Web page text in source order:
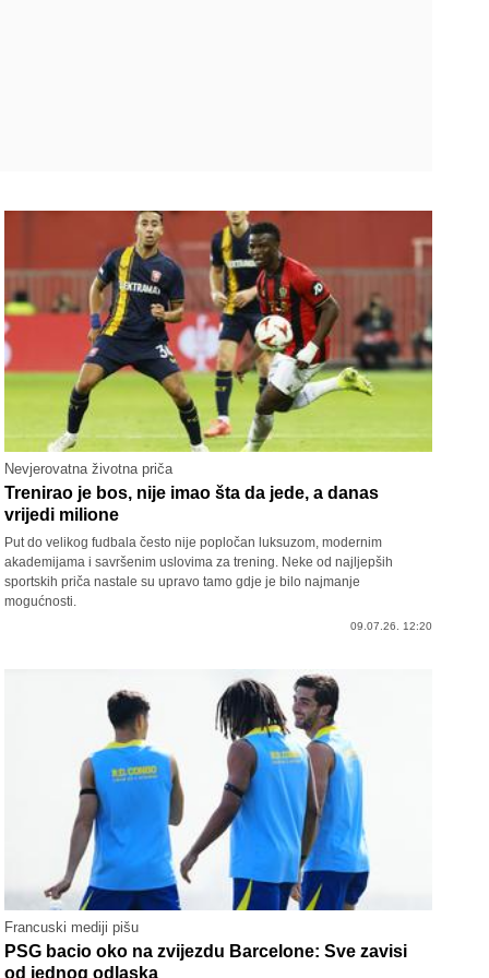
Nevjerovatna životna priča
Trenirao je bos, nije imao šta da jede, a danas
vrijedi milione
Put do velikog fudbala često nije popločan luksuzom, modernim
akademijama i savršenim uslovima za trening. Neke od najljepših
sportskih priča nastale su upravo tamo gdje je bilo najmanje
mogućnosti.
09.07.26. 12:20
Francuski mediji pišu
PSG bacio oko na zvijezdu Barcelone: Sve zavisi
od jednog odlaska